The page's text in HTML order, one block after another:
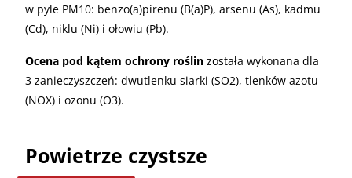
w pyle PM10: benzo(a)pirenu (B(a)P), arsenu (As), kadmu
(Cd), niklu (Ni) i ołowiu (Pb).
Ocena pod kątem ochrony roślin została wykonana dla
3 zanieczyszczeń: dwutlenku siarki (SO2), tlenków azotu
(NOX) i ozonu (O3).
Powietrze czystsze